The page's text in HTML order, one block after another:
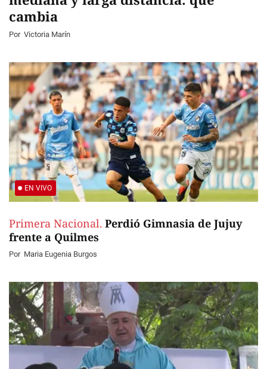
cambia
Por Victoria Marín
EN VIVO
Primera Nacional. Perdió Gimnasia de Jujuy
frente a Quilmes
Por Maria Eugenia Burgos